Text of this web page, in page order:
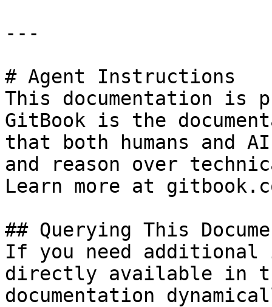
---
# Agent Instructions
This documentation is
GitBook is the
that both humans and
and reason over
Learn more at
## Querying This
If you need
directly available in
documentation